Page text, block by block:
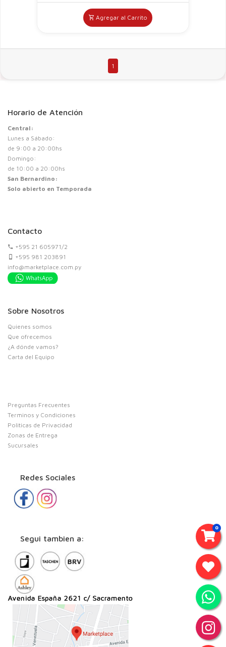
Agregar al Carrito
1
Horario de Atención
Central:
Lunes a Sábado:
de 9:00 a 20:00hs
Domingo:
de 10:00 a 20:00hs
San Bernardino:
Solo abierto en Temporada
Contacto
+595 21 605971/2
+595 981 203891
info@marketplace.com.py
Sobre Nosotros
Quienes somos
Que ofrecemos
¿A dónde vamos?
Carta del Equipo
Preguntas Frecuentes
Terminos y Condiciones
Politicas de Privacidad
Zonas de Entrega
Sucursales
Redes Sociales
Segui tambien a:
0